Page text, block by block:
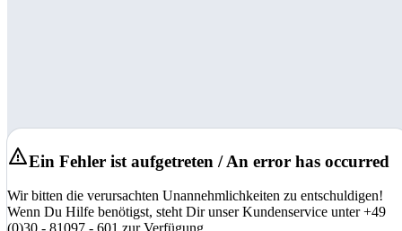
Ein Fehler ist aufgetreten / An error has occurred
Wir bitten die verursachten Unannehmlichkeiten zu entschuldigen!
Wenn Du Hilfe benötigst, steht Dir unser Kundenservice unter +49